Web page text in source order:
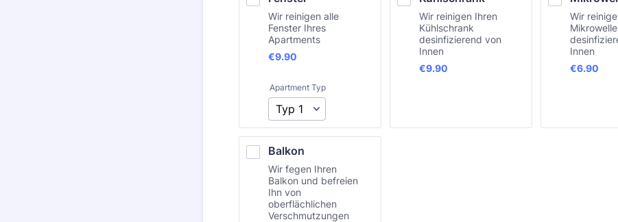
Wir reinigen alle
Fenster Ihres
Apartments
€9.90
€9.90
Apartment Typ
Wir reinigen Ihren
Kühlschrank
desinfizierend von
Innen
€9.90
€9.90
Wir
Mikrowelle
Innen
€6.90
€6.90
Balkon
Wir fegen Ihren
Balkon und befreien
Ihn von
oberflächlichen
Verschmutzungen